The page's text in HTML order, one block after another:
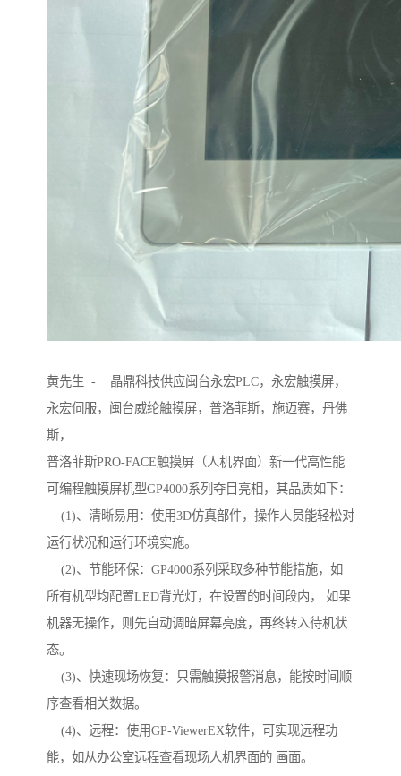
黄先生 - 晶鼎科技供应闽台永宏PLC，永宏触摸屏，
永宏伺服，闽台威纶触摸屏，普洛菲斯，施迈赛，丹佛
斯，
普洛菲斯PRO-FACE触摸屏（人机界面）新一代高性能
可编程触摸屏机型GP4000系列夺目亮相，其品质如下：
(1)、清晰易用：使用3D仿真部件，操作人员能轻松对
运行状况和运行环境实施。
(2)、节能环保：GP4000系列采取多种节能措施，如
所有机型均配置LED背光灯，在设置的时间段内， 如果
机器无操作，则先自动调暗屏幕亮度，再终转入待机状
态。
(3)、快速现场恢复：只需触摸报警消息，能按时间顺
序查看相关数据。
(4)、远程：使用GP-ViewerEX软件，可实现远程功
能，如从办公室远程查看现场人机界面的 画面。